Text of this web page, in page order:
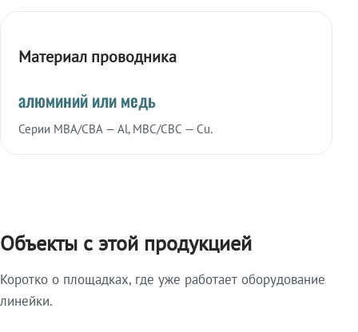
Материал проводника
алюминий или медь
Серии МВА/СВА — Al, МВС/СВС — Cu.
Объекты с этой продукцией
Коротко о площадках, где уже работает оборудование
линейки.